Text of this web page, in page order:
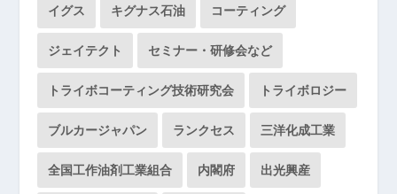
イグス キグナス石油 コーティング
ジェイテクト セミナー・研修会など
トライボコーティング技術研究会 トライボロジー
ブルカージャパン ランクセス 三洋化成工業
全国工作油剤工業組合 内閣府 出光興産